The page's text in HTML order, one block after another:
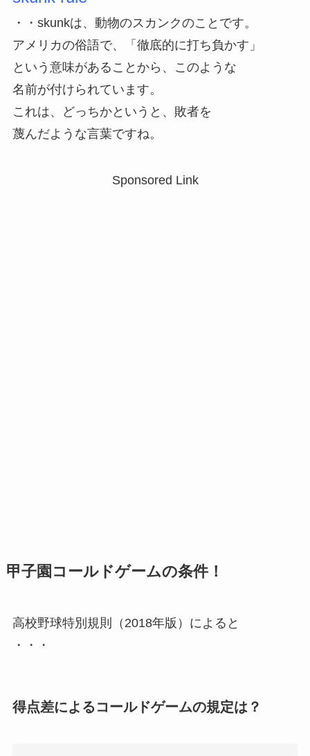
・・skunkは、動物のスカンクのことです。
アメリカの俗語で、「徹底的に打ち負かす」
という意味があることから、このような
名前が付けられています。
これは、どっちかというと、敗者を
蔑んだような言葉ですね。
Sponsored Link
甲子園コールドゲームの条件！
高校野球特別規則（2018年版）によると
・・・
得点差によるコールドゲームの規定は？